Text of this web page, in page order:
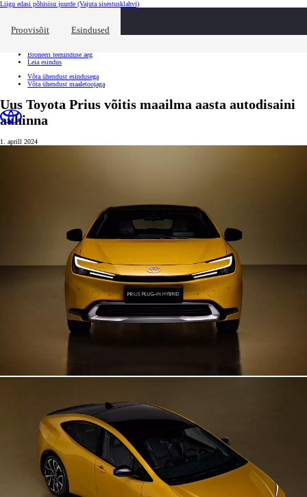
Liigu edasi põhisisu juurde (Vajuta sisestusklahvi)
Proovisõit Esindused
Kiirtee Klõpsa kiirtee ülekatte sulgemiseks
Broneeri teeninduse aeg
Leia esindus
Võta ühendust esindusega
Võta ühendust maaletoojaga
Uus Toyota Prius võitis maailma aasta autodisaini
auhinna
1. aprill 2024